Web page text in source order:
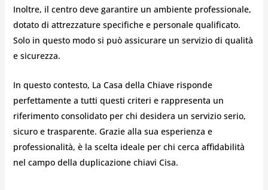
Inoltre, il centro deve garantire un ambiente professionale,
dotato di attrezzature specifiche e personale qualificato.
Solo in questo modo si può assicurare un servizio di qualità
e sicurezza.
In questo contesto, La Casa della Chiave risponde
perfettamente a tutti questi criteri e rappresenta un
riferimento consolidato per chi desidera un servizio serio,
sicuro e trasparente. Grazie alla sua esperienza e
professionalità, è la scelta ideale per chi cerca affidabilità
nel campo della duplicazione chiavi Cisa.